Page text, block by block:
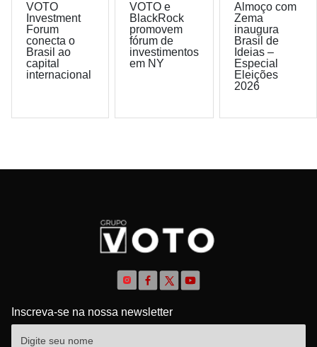
VOTO
Investment
Forum
conecta o
Brasil ao
capital
internacional
VOTO e
BlackRock
promovem
fórum de
investimentos
em NY
Almoço com
Zema
inaugura
Brasil de
Ideias –
Especial
Eleições
2026
Inscreva-se na nossa newsletter